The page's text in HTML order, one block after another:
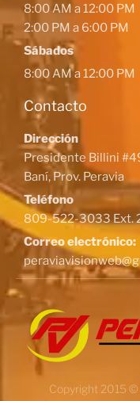
8:00 AM a 12:00 PM
2:00 PM a 6:00 PM
Sábados
8:00 AM a 12:00 PM
Contacto
Dirección
Presidente Billini
Baní, Prov. Peravia
Teléfono
809-522-3033 Ext.
Correo electrónico:
Copyright 2015 ©